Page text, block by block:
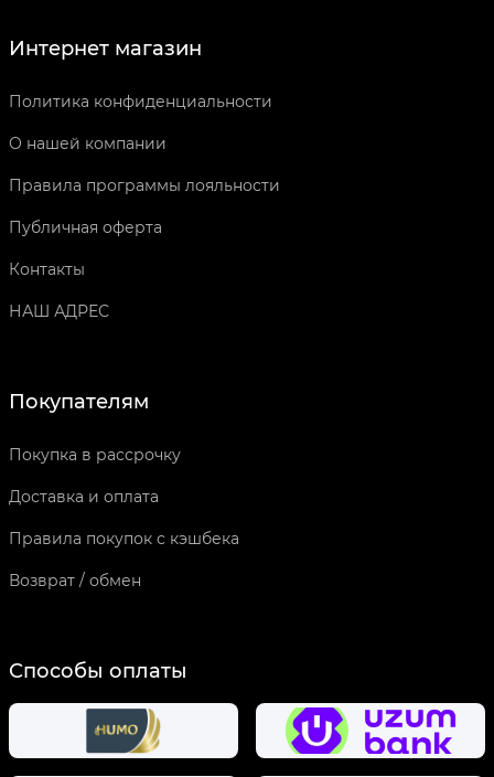
Интернет магазин
Политика конфиденциальности
О нашей компании
Правила программы лояльности
Публичная оферта
Контакты
НАШ АДРЕС
Покупателям
Покупка в рассрочку
Доставка и оплата
Правила покупок с кэшбека
Возврат / обмен
Способы оплаты